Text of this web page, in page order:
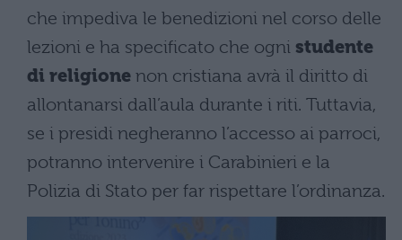
che impediva le benedizioni nel corso delle
lezioni e ha specificato che ogni studente
di religione non cristiana avrà il diritto di
allontanarsi dall’aula durante i riti. Tuttavia,
se i presidi negheranno l’accesso ai parroci,
potranno intervenire i Carabinieri e la
Polizia di Stato per far rispettare l’ordinanza.